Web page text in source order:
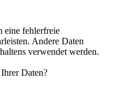
eine fehlerfreie
Andere Daten
verwendet werden.
Daten?